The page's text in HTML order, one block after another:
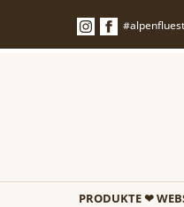
PRODUKTE ❤